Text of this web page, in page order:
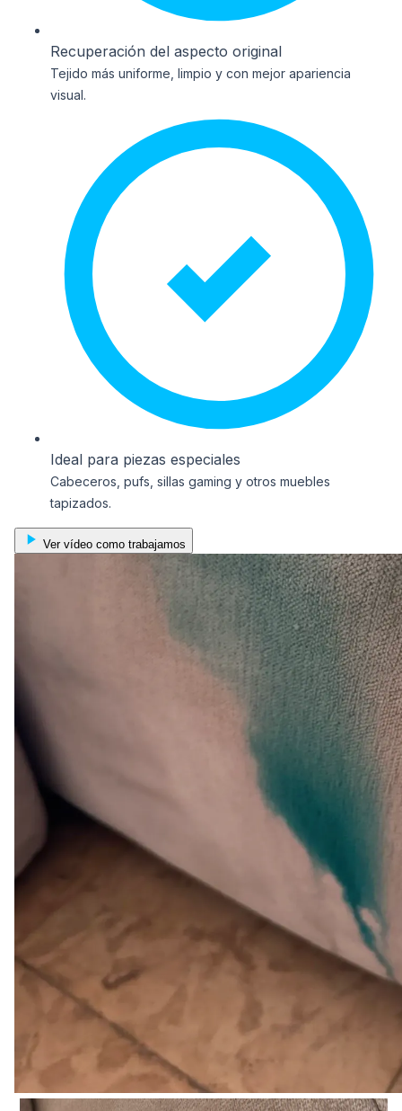
Recuperación del aspecto original
Tejido más uniforme, limpio y con mejor apariencia
visual.
Ideal para piezas especiales
Cabeceros, pufs, sillas gaming y otros muebles
tapizados.
Ver vídeo como trabajamos